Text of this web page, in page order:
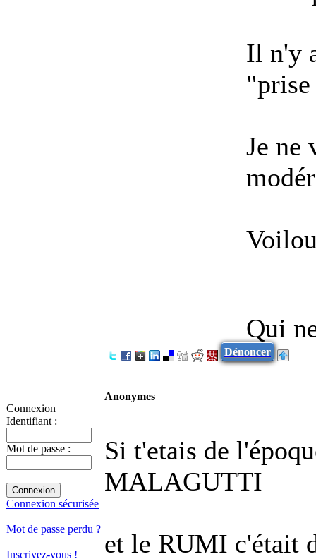
Connexion
Identifiant :
Mot de passe :
Connexion sécurisée
Mot de passe perdu ?
Inscrivez-vous !
Il n'y
Je ne
Qui
Dénoncer
Anonymes
Si t'etais de
MALAGUTTI
et le RUMI c'était